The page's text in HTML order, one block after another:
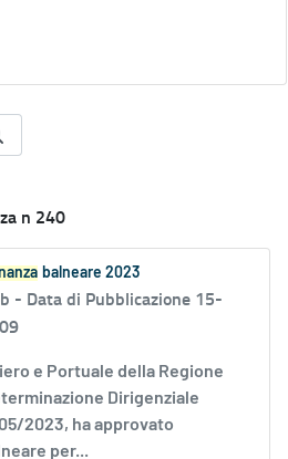
n 240
balneare 2023
- Data di Pubblicazione 15-
e Portuale della Regione
Dirigenziale
05/2023, ha approvato
per...